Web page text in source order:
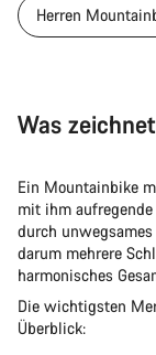
Herren
Was
Ein Mountainbike
mit ihm aufregende
durch
darum mehrere
harmonisches
Die wichtigsten
Überblick: